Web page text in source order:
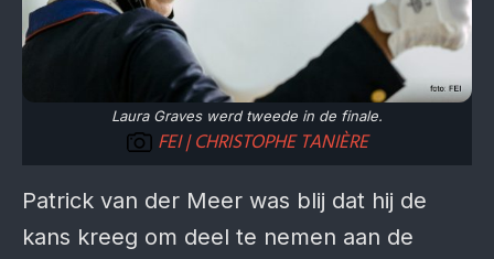
Laura Graves werd tweede in de finale.
FEI | CHRISTOPHE TANIÈRE
Patrick van der Meer was blij dat hij de
kans kreeg om deel te nemen aan de